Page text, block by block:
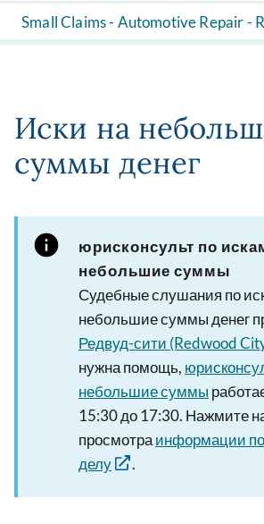
Small Claims - Automotive Repair -
Иски на
суммы денег
юрисконсульт по
небольшие суммы
Судебные слушания по
небольшие суммы денег
Редвуд-сити (Redwood
нужна помощь,
небольшие суммы
15:30 до 17:30. Нажмите
просмотраинформации
делу
.